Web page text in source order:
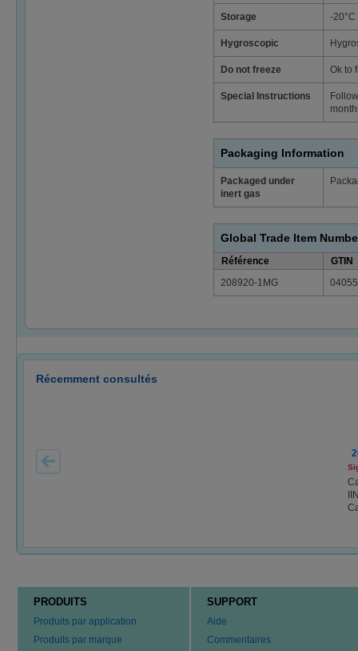
Storage -20°C
Hygroscopic
Do not freeze Ok to
Special Instructions
Packaging Information
Packaged under
inert gas
Global Trade Item
Référence
GTIN
208920-1MG
Récemment consultés
PRODUITS
Produits par application
Produits par marque
SUPPORT
Aide
Commentaires